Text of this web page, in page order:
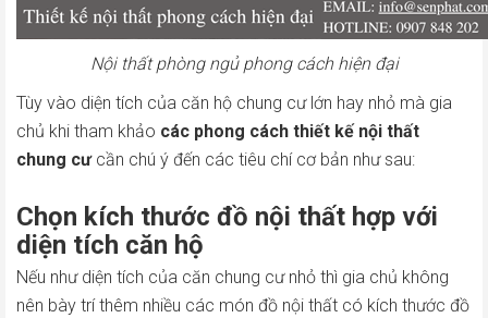
Nội thất phòng ngủ phong cách hiện đại
Tùy vào diện tích của căn hộ chung cư lớn hay nhỏ mà gia
chủ khi tham khảo các phong cách thiết kế nội thất
chung cưcần chú ý đến các tiêu chí cơ bản như sau:
Chọn kích thước đồ nội thất hợp với
diện tích căn hộ
Nếu như diện tích của căn chung cư nhỏ thì gia chủ không
nên bày trí thêm nhiều các món đồ nội thất có kích thước đồ